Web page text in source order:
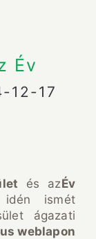
Év
12-17
és azÉv
ismét
ágazati
weblapon